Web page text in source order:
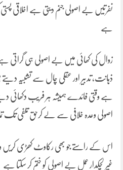
نفرتیں بے اصولی جنم دیتی ہے اخلاقی
ہے
زوال کی کھائی میں بے اصولی ہی
ذہانت، تدبیر اور عقلی چال سے تشبیہ
ہے وقتی فائدے ہمیشہ ہر فریب دکھائی
اصولی وعدہ خلافی سے لے کرحق تلفی تک
اس کے راستے جو بھی رکاوٹ کھڑی کریں
غیر لچکدار عمل بے اصولی کو ختم کر سکتا ہے